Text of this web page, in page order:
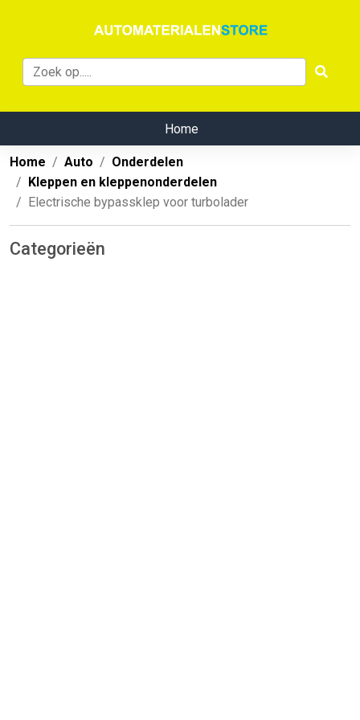
Home
Home Auto
Onderdelen
Kleppen en kleppenonderdelen
Electrische bypassklep voor turbolader
Categorieën